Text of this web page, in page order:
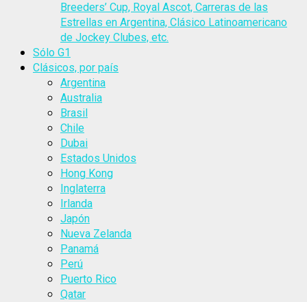
Breeders’ Cup, Royal Ascot, Carreras de las
Estrellas en Argentina, Clásico Latinoamericano
de Jockey Clubes, etc.
Sólo G1
Clásicos, por país
Argentina
Australia
Brasil
Chile
Dubai
Estados Unidos
Hong Kong
Inglaterra
Irlanda
Japón
Nueva Zelanda
Panamá
Perú
Puerto Rico
Qatar